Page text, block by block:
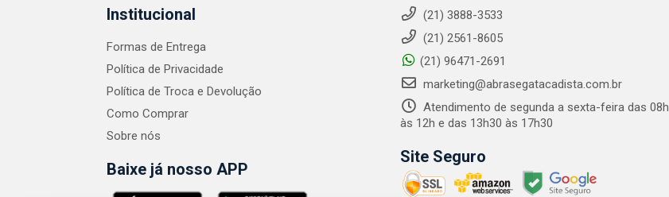
Institucional
Formas de Entrega
Política de Privacidade
Política de Troca e Devolução
Como Comprar
Sobre nós
Baixe já nosso APP
(21) 3888-3533
(21) 2561-8605
(21) 96471-2691
marketing@abrasegatacadista.com.br
Atendimento de segunda a sexta-feira das 08h
às 12h e das 13h30 às 17h30
Site Seguro